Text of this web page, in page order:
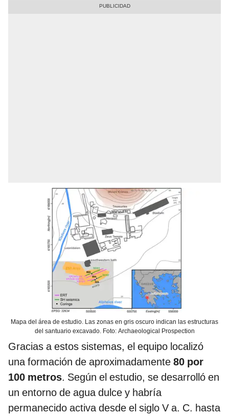
Mapa del área de estudio. Las zonas en gris oscuro indican las estructuras
del santuario excavado. Foto: Archaeological Prospection
Gracias a estos sistemas, el equipo localizó
una formación de aproximadamente 80 por
100 metros. Según el estudio, se desarrolló en
un entorno de agua dulce y habría
permanecido activa desde el siglo V a. C. hasta